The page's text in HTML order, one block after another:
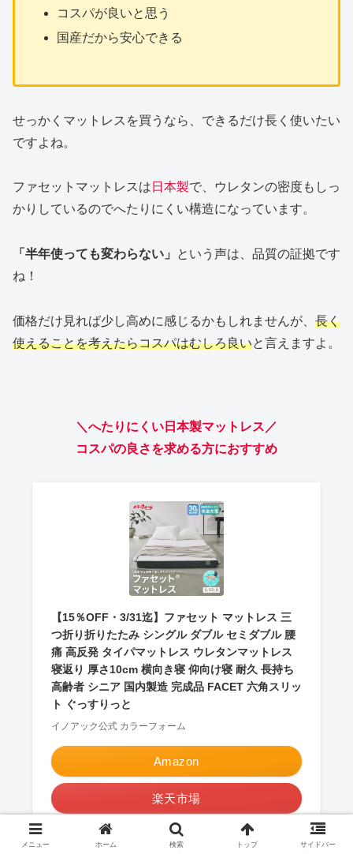
コスパが良いと思う
国産だから安心できる
せっかくマットレスを買うなら、できるだけ長く使いたい
ですよね。
ファセットマットレスは 日本製で、ウレタンの密度もしっ
かりしているのでへたりにくい構造になっています。
「半年使っても変わらない」
という声は、品質の証拠です
ね！
価格だけ見れば少し高めに感じるかもしれませんが、 長く
使えることを考えたらコスパはむしろ良いと言えますよ。
＼へたりにくい日本製マットレス／
コスパの良さを求める方におすすめ
【15％OFF・3/31迄】ファセット マットレス 三
つ折り折りたたみ シングル ダブル セミダブル 腰
痛 高反発 タイパマットレス ウレタンマットレス
寝返り 厚さ10cm 横向き寝 仰向け寝 耐久 長持ち
高齢者 シニア 国内製造 完成品 FACET 六角スリッ
ト ぐっすりっと
イノアック公式 カラーフォーム
Amazon
楽天市場
Yahooショッピング
メニュー ホーム 検索 トップ サイドバー